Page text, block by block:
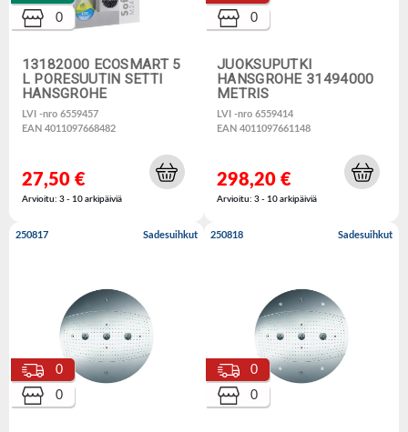
13182000 ECOSMART 5
L PORESUUTIN SETTI
HANSGROHE
LVI -nro 6559457
EAN 4011097668482
0
27,50 €
Arvioitu: 3 - 10 arkipäiviä
JUOKSUPUTKI
HANSGROHE 31494000
METRIS
LVI -nro 6559414
EAN 4011097661148
0
298,20 €
Arvioitu: 3 - 10 arkipäiviä
250817 Sadesuihkut
0
0
250818 Sadesuihkut
0
0